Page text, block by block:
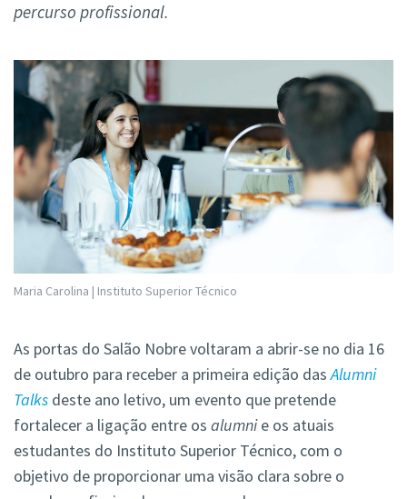
percurso profissional.
Maria Carolina | Instituto Superior Técnico
As portas do Salão Nobre voltaram a abrir-se no dia 16
de outubro para receber a primeira edição dasAlumni
Talks deste ano letivo, um evento que pretende
fortalecer a ligação entre os alumnie os atuais
estudantes do Instituto Superior Técnico, com o
objetivo de proporcionar uma visão clara sobre o